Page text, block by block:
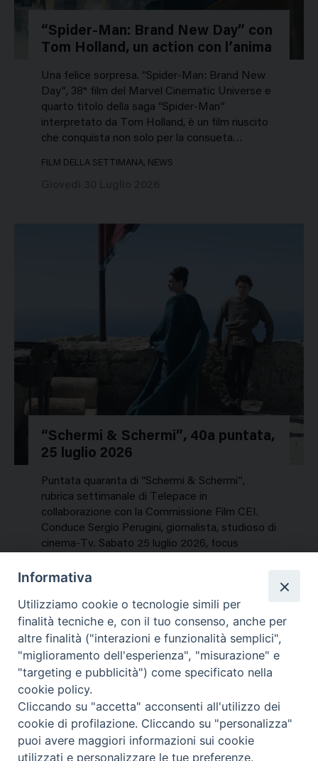
“Spider-Man: Brand New Day” con
Tom Holland, un action con l’anima
Una felice sorpresa. “Spider-Man: Brand New
Day”, 38° film del Marvel Cinematic Universe e
quarto titolo della saga “Spider-Man”
interpretato da Tom Holland, è un film riuscito
che conquista non solo per la consueta…
FILM DELLA SETTIMANA, NEWS
“Schermi & Schermi”, 40a puntata,
25 luglio 2026
Puntata quaranta di “Schermi & Schermi”,
rubrica settimanale di Telepace in
collaborazione con la Commissione Film CEI.
Conduce Sergio Perugini, giornalista, studioso di
cinema-Tv. Sabato 25 luglio 2026, focus
NEWS, PERCORSI TEMATICI
Mercoledì 29 Luglio 2026
Informativa
Utilizziamo cookie o tecnologie simili per
finalità tecniche e, con il tuo consenso, anche per
altre finalità ("interazioni e funzionalità semplici",
"miglioramento dell'esperienza", "misurazione" e
"targeting e pubblicità") come specificato nella
cookie policy.
Cliccando su "accetta" acconsenti all'utilizzo dei
cookie di profilazione. Cliccando su "personalizza"
puoi avere maggiori informazioni sui cookie
utilizzati e personalizzare le tue preferenze.